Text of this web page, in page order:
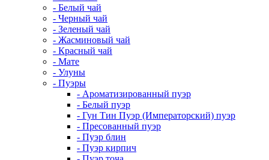
- Белый чай
- Черный чай
- Зеленый чай
- Жасминовый чай
- Красный чай
- Мате
- Улуны
- Пуэры
- Ароматизированный пуэр
- Белый пуэр
- Гун Тин Пуэр (Императорский) пуэр
- Пресованный пуэр
- Пуэр блин
- Пуэр кирпич